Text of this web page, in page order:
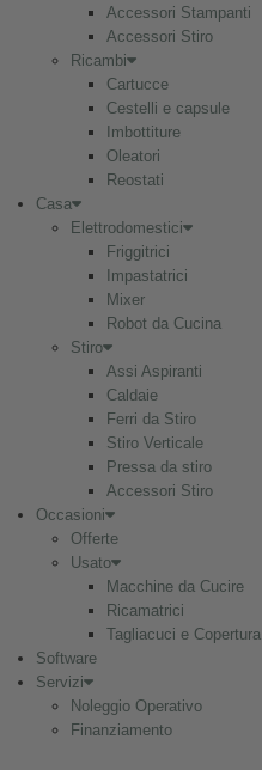
Accessori Stampanti
Accessori Stiro
Ricambi
Cartucce
Cestelli e capsule
Imbottiture
Oleatori
Reostati
Casa
Elettrodomestici
Friggitrici
Impastatrici
Mixer
Robot da Cucina
Stiro
Assi Aspiranti
Caldaie
Ferri da Stiro
Stiro Verticale
Pressa da stiro
Accessori Stiro
Occasioni
Offerte
Usato
Macchine da Cucire
Ricamatrici
Tagliacuci e Copertura
Software
Servizi
Noleggio Operativo
Finanziamento